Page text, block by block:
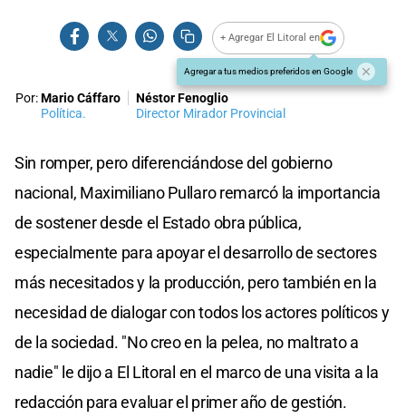
+ Agregar El Litoral en
Agregar a tus medios preferidos en Google
Por:Mario Cáffaro
Política.
Néstor Fenoglio
Director Mirador Provincial
Sin romper, pero diferenciándose del gobierno
nacional, Maximiliano Pullaro remarcó la importancia
de sostener desde el Estado obra pública,
especialmente para apoyar el desarrollo de sectores
más necesitados y la producción, pero también en la
necesidad de dialogar con todos los actores políticos y
de la sociedad. "No creo en la pelea, no maltrato a
nadie" le dijo a El Litoral en el marco de una visita a la
redacción para evaluar el primer año de gestión.